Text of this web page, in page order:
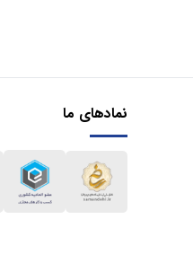
نمادهای ما